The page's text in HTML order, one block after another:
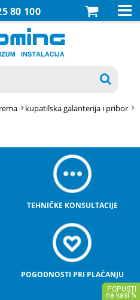
80 100 

kupatilska galanterija i pribor
TEHNIČKE KONSULTACIJE
POGODNOSTI PRI PLAĆANJU